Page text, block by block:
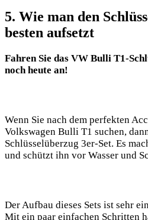
5. Wie man den
besten aufsetzt
Fahren Sie⁤ das VW​ Bulli T1-
noch heute ​an!
Wenn Sie ‍nach dem perfekten
Volkswagen Bulli⁣ T1 suchen,
Schlüsselüberzug 3er-Set. Es
und‌ schützt ihn ⁢vor Wasser‌ und
Der Aufbau dieses‌ Sets ist sehr
Mit ein paar einfachen ⁣Schritten